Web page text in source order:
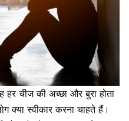
चीज की अच्छा और बुरा होता
क्या स्वीकार करना चाहते हैं।